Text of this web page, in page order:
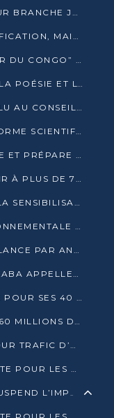
LES SOUVERAINISTES LANCENT LEUR BRANCHE JEUNE À BRAZZAVILLE
L’AS OTOHO, UN CLUB, UNE QUALIFICATION, MAIS ENCORE DES DOUTES
L’ONG BUTTERFLY SACRÉE “LEADER DU CONGO” AU PRIX D’EXCELLENCE 2025
STIVEN MAGE MAKANGA CÉLÈBRE LA POÉSIE ET L’HUMAIN AVEC SON RECUEIL “HECTARE”
PR. ROGER ARMAND MAKANY RÉÉLU AU CONSEIL DE L’AUF
ÉNERGIE : UNE NOUVELLE PLATEFORME SCIENTIFIQUE POUR LA TRANSITION ÉNERGÉTIQUE EN AFRIQUE CENTRALE
GOZEM DÉBARQUE À BRAZZAVILLE ET PRÉPARE SON ARRIVÉE À POINTE-NOIRE
L’ESPACE OPOKO REDONNE ESPOIR À PLUS DE 775 ÉLÈVES AUTOCHTONES DANS LE NORD DU CONGO
PAUL VALISE MATOMBÉ MISE SUR LA SENSIBILISATION POUR ÉRAQUER LE GRAND BANDITISME
UNE NOUVELLE DIRECTION ENVIRONNEMENTALE POUR RENFORCER LA GESTION DES DONNÉES AU CONGO
LE PRÉSIDENT SASSOU N’GUESSO LANCE PAR ANTICIPATION LA 39ÈME JOURNÉE NATIONALE DE L’ARBRE
L’ASSOCIATION LES AMIS D’YVON KABA APPELLENT DENIS SASSOU N’GUESSO À SE PORTER CANDIDAT
CONGO : LE BCBTP SE MODERNISE POUR SES 40 ANS D’EXISTENCE
LA BANQUE MONDIALE ACCORDE 60 MILLIONS DE DOLLARS POUR LA RÉSILIENCE URBAINE AU CONGO
NKAYI : UN HOMME INTERPELLÉ POUR TRAFIC D’UN BÉBÉ CHIMPANZÉ
55 ÉTUDIANTS CONGOLAIS EN ROUTE POUR LES UNIVERSITÉS ALGÉRIENNES
LE GOUVERNEMENT CONGOLAIS SUSPEND L’IMPORTATION DES MACHETTES ET DES MOTOS